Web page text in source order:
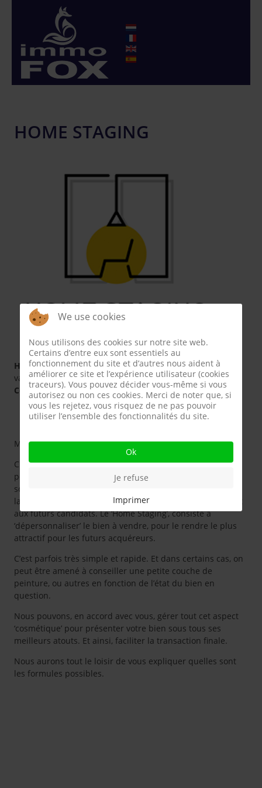
HOME STAGING
Home staging, travaux de rafraîchissement et mise en
valeur de votre bien.
Conseils énergétiques
Mise en valeur de votre bien pour la vente ou la location.
Chacun d’entre nous, au fil des ans, aura eu plaisir à
personnaliser son intérieur. Et c’est heureux que son chez
soi nous ressemble. Mais comme tous les goûts sont dans
la nature, il n’est pas toujours évident que ceux-ci plairont
aux futurs candidats. Le ‘Home Staging’, consiste à
‘dépersonnaliser’ le bien à vendre, pour le rendre le plus
attractif pour les futurs acquéreurs.
C’est parfois très simple et rapide. Et dans certains cas, on
peut être amené à conseiller une petite couche de
peinture, ou autres en fonction de l’état du bien en
question.
Nous pouvons, en accord avec vous, gérer tout cet aspect
‘cosmétique’ pour présenter votre bien sous tous ses
meilleurs atouts. Et ainsi, faciliter la transaction finale.
Nous aurons tout le loisir de vous expliquer quelles sont
les formules possibles.
We use cookies
Nous utilisons des cookies sur notre site web.
Certains d’entre eux sont essentiels au
fonctionnement du site et d’autres nous aident à
améliorer ce site et l’expérience utilisateur (cookies
traceurs). Vous pouvez décider vous-même si vous
autorisez ou non ces cookies. Merci de noter que, si
vous les rejetez, vous risquez de ne pas pouvoir
utiliser l’ensemble des fonctionnalités du site.
Ok
Je refuse
Imprimer